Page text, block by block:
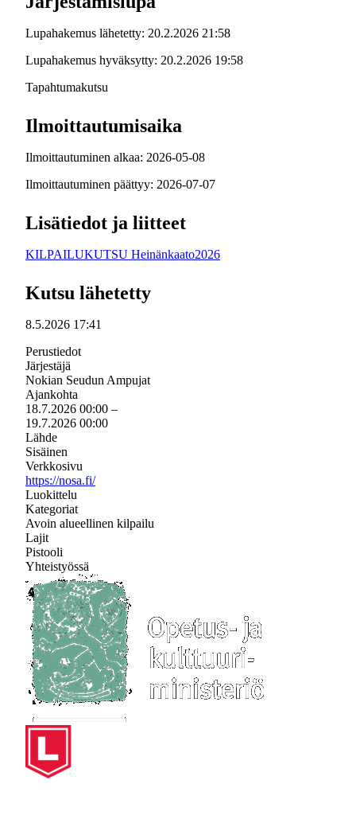
Lupahakemus lähetetty: 20.2.2026 21:58
Lupahakemus hyväksytty: 20.2.2026 19:58
Tapahtumakutsu
Ilmoittautumisaika
Ilmoittautuminen alkaa: 2026-05-08
Ilmoittautuminen päättyy: 2026-07-07
Lisätiedot ja liitteet
KILPAILUKUTSU Heinänkaato2026
Kutsu lähetetty
8.5.2026 17:41
Perustiedot
Järjestäjä
Nokian Seudun Ampujat
Ajankohta
18.7.2026 00:00 –
19.7.2026 00:00
Lähde
Sisäinen
Verkkosivu
https://nosa.fi/
Luokittelu
Kategoriat
Avoin alueellinen kilpailu
Lajit
Pistooli
Yhteistyössä